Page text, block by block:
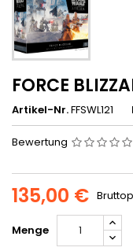
FORCE
Artikel-Nr.FFSWL121
Bewertung
135,00 €
Menge